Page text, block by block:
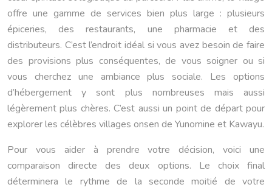
offre une gamme de services bien plus large : plusieurs
épiceries, des restaurants, une pharmacie et des
distributeurs. C’est l’endroit idéal si vous avez besoin de faire
des provisions plus conséquentes, de vous soigner ou si
vous cherchez une ambiance plus sociale. Les options
d’hébergement y sont plus nombreuses mais aussi
légèrement plus chères. C’est aussi un point de départ pour
explorer les célèbres villages onsen de Yunomine et Kawayu.
Pour vous aider à prendre votre décision, voici une
comparaison directe des deux options. Le choix final
déterminera le rythme de la seconde moitié de votre